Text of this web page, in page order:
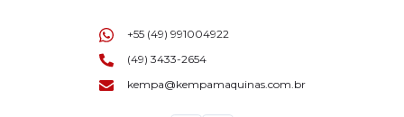
+55 (49) 991004922
(49) 3433-2654
kempa@kempamaquinas.com.br